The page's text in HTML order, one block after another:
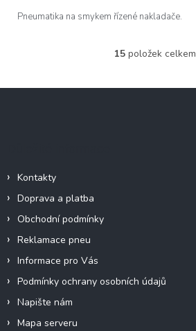
Pneumatika na smykem řízené nakladače.
O
l
s
15 položek celkem
Kontakty
Doprava a platba
Obchodní podmínky
Reklamace pneu
Informace pro Vás
Podmínky ochrany osobních údajů
Napište nám
Mapa serveru